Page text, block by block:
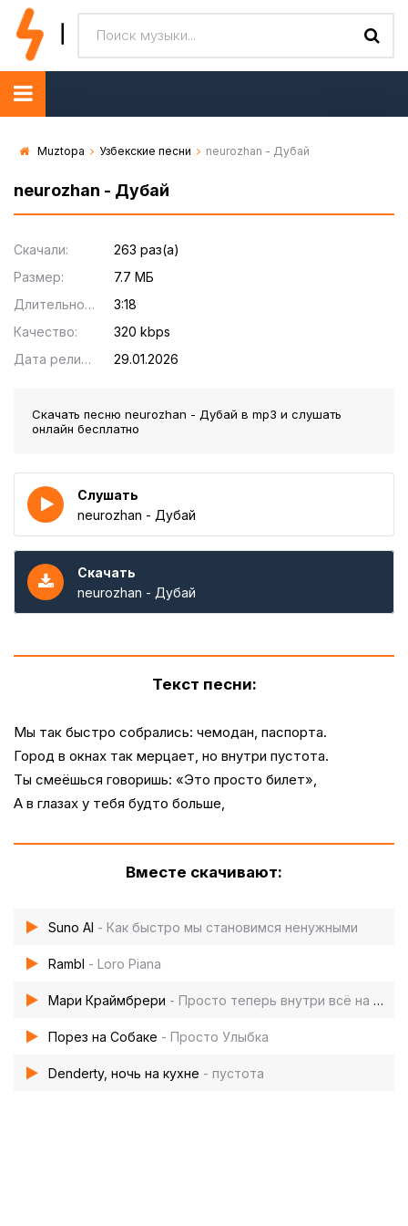
Muztopa Узбекские песни neurozhan - Дубай
neurozhan - Дубай
Скачали:
263 раз(а)
Размер:
7.7 МБ
Длительность:
3:18
Качество:
320 kbps
Дата релиза:
29.01.2026
Скачать песню neurozhan - Дубай в mp3 и слушать
онлайн бесплатно
Слушать
neurozhan - Дубай
Скачать
neurozhan - Дубай
Текст песни:
Мы так быстро собрались: чемодан, паспорта.
Город в окнах так мерцает, но внутри пустота.
Ты смеёшься говоришь: «Это просто билет»,
А в глазах у тебя будто больше,
Вместе скачивают:
Suno AI - Как быстро мы становимся ненужными
Rambl - Loro Piana
Мари Краймбрери - Просто теперь внутри всё на своих местах
Порез на Собаке - Просто Улыбка
Denderty, ночь на кухне - пустота